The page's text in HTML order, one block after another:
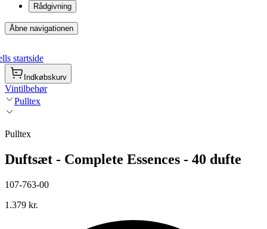
Rådgivning
Åbne navigationen
startside
Indkøbskurv
Vintilbehør
Pulltex
Pulltex
Duftsæt - Complete Essences - 40 dufte
107-763-00
1.379 kr.